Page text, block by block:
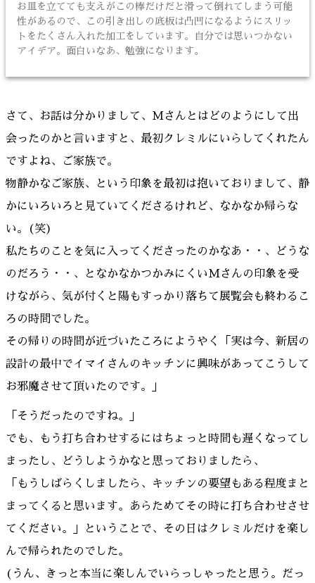
お皿を立てても支えがこの棒だけだと滑って倒れてしまう可能
性があるので、この引き出しの底板は凸凹になるようにスリッ
トをたくさん入れた加工をしています。自分では思いつかない
アイデア。面白いなあ、勉強になります。
さて、お話は分かりまして、Mさんとはどのようにして出
会ったのかと言いますと、最初クレミルにいらしてくれたん
ですよね、ご家族で。
物静かなご家族、という印象を最初は抱いておりまして、静
かにいろいろと見ていてくださるけれど、なかなか帰らな
い。(笑)
私たちのことを気に入ってくださったのかなあ・・、どうな
のだろう・・、となかなかつかみにくいMさんの印象を受
けながら、気が付くと陽もすっかり落ちて展覧会も終わるこ
ろの時間でした。
その帰りの時間が近づいたころにようやく「実は今、新居の
設計の最中でイマイさんのキッチンに興味があってこうして
お邪魔させて頂いたのです。」
「そうだったのですね。」
でも、もう打ち合わせするにはちょっと時間も遅くなってし
まったし、どうしようかなと思っておりましたら、
「もうしばらくしましたら、キッチンの要望もある程度まと
まってくると思います。あらためてその時に打ち合わせさせ
てください。」ということで、その日はクレミルだけを楽し
んで帰られたのでした。
(うん、きっと本当に楽しんでいらっしゃったと思う。だっ